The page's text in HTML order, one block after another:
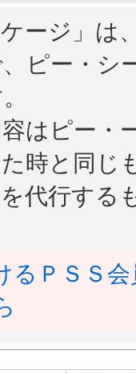
ケージ」は
ピー・シ
はピー・
時と同じ
代行する
るＰＳＳ